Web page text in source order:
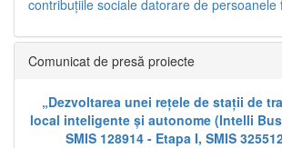
contribuțiile sociale datorare de persoanele
Comunicat de presă proiecte
„Dezvoltarea unei rețele de stații de
local inteligente și autonome (Intelli
SMIS 128914 - Etapa I, SMIS